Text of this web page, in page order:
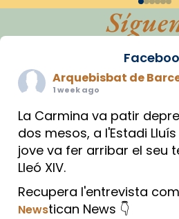
Arquebisbat de
1 week ago
La Carmina va patir
dos mesos, a l'Estadi
jove va fer arribar el seu
Lleó XIV.
Recupera l'entrevista
Newstican News 👇